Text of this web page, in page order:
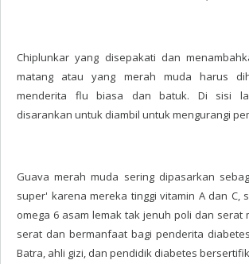
Chiplunkar yang disepakati dan
matang atau yang merah muda harus
menderita flu biasa dan batuk. Di sisi
disarankan untuk diambil untuk mengurangi
Guava merah muda sering dipasarkan
super' karena mereka tinggi vitamin A dan C,
omega 6 asam lemak tak jenuh poli dan serat
serat dan bermanfaat bagi penderita
Batra, ahli gizi, dan pendidik diabetes